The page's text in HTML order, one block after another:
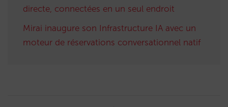
directe, connectées en un seul endroit
Mirai inaugure son Infrastructure IA avec un
moteur de réservations conversationnel natif